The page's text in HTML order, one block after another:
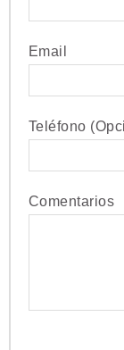
Email
Teléfono
Comentarios